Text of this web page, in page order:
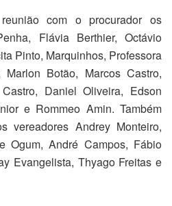
com o procurador os
Flávia Berthier, Octávio
Pinto, Marquinhos, Professora
Botão, Marcos Castro,
Daniel Oliveira, Edson
e Rommeo Amin. Também
vereadores Andrey Monteiro,
Ogum, André Campos, Fábio
Evangelista, Thyago Freitas e